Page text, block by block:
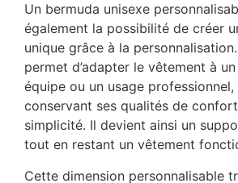
Un bermuda unisexe
également la possibilité de créer
unique grâce à la
permet d’adapter le vêtement à
équipe ou un usage
conservant ses qualités de
simplicité. Il devient ainsi un
tout en restant un vêtement
Cette dimension personnalisable